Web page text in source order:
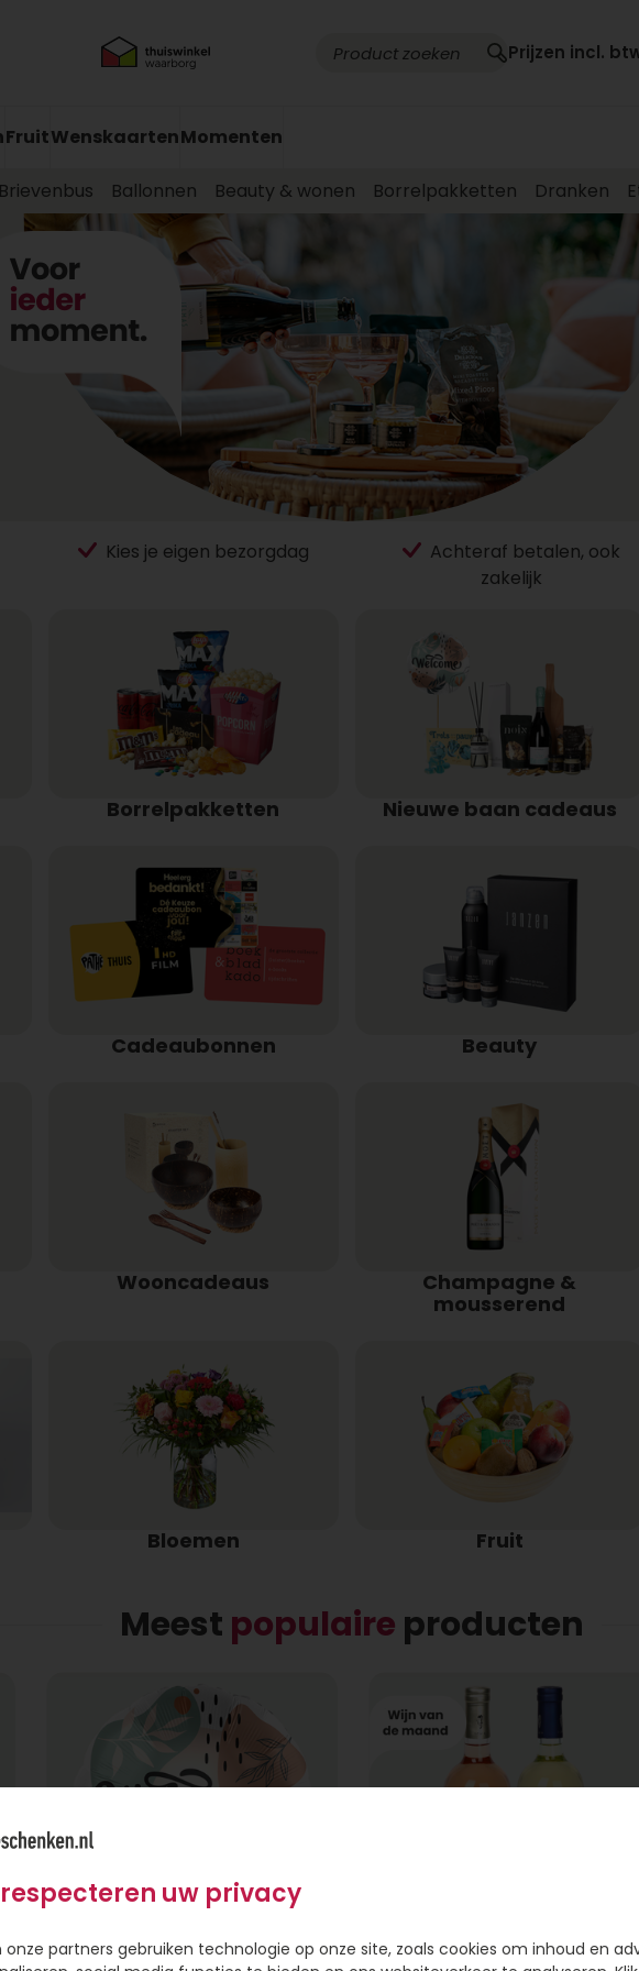
Prijzen incl.
FruitWenskaartenMomenten
Brievenbus Ballonnen Beauty & wonen Borrelpakketten Dranken
Kies je eigen bezorgdag
Achteraf betalen, ook
zakelijk
Borrelpakketten Nieuwe baan cadeaus
Cadeaubonnen Beauty
Wooncadeaus
Champagne &
mousserend
Bloemen Fruit
Meest populaire producten
uw privacy
onze partners gebruiken technologie op onze site, zoals cookies om inhoud en